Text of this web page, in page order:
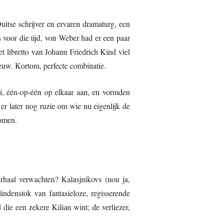
schrijver en ervaren dramaturg, een
die tijd, von Weber had er een paar
libretto van Johann Friedrich Kind viel
Kortom, perfecte combinatie.
op-één op elkaar aan, en vormden
later nog ruzie om wie nu eigenlijk de
verwachten? Kalasjnikovs (nou ja,
van fantasieloze, regisserende
een zekere Kilian wint; de verliezer,